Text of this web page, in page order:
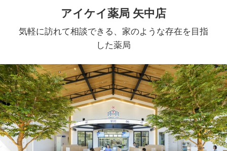
COLUMN
アイケイ薬局 矢中店
気軽に訪れて相談できる、家のような存在を目指
した薬局